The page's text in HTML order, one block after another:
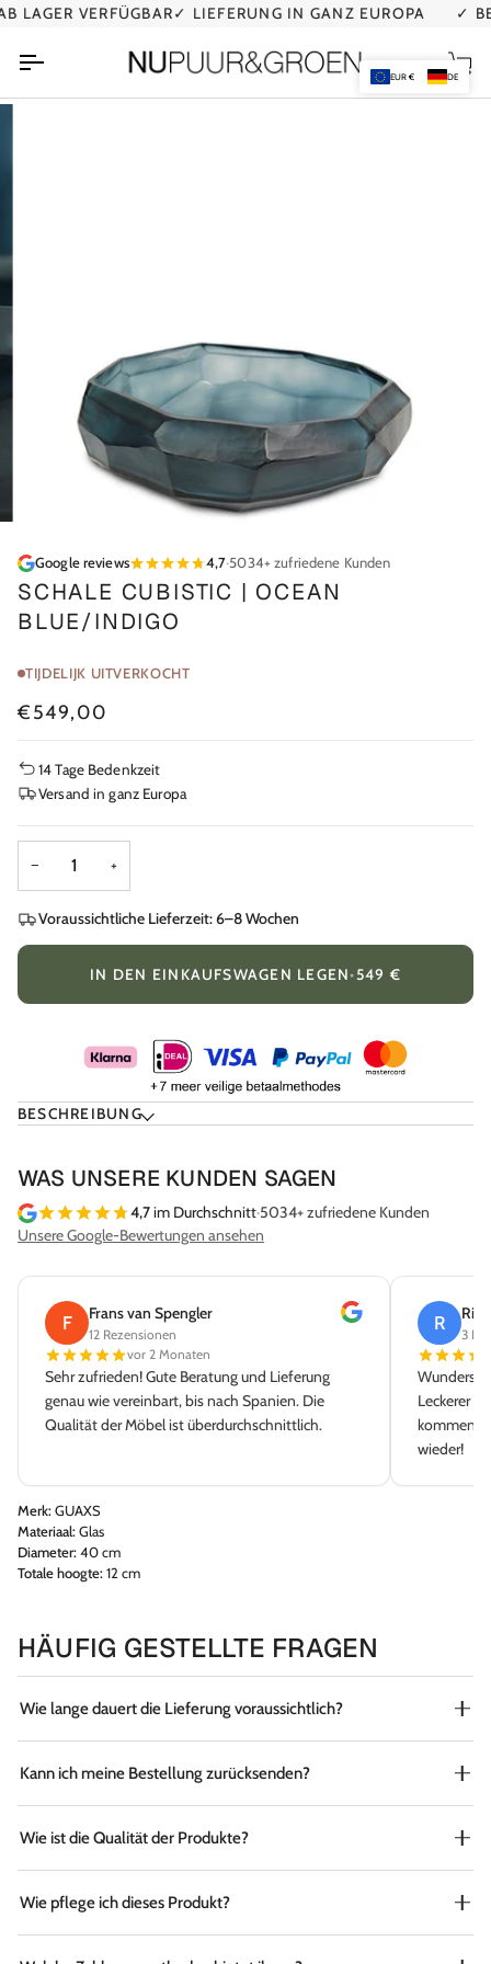
Direkt
VERFÜGBAR✓ LIEFERUNG IN GANZ EUROPA ✓
Google reviews 4,7·5034+ zufriedene Kunden
SCHALE CUBISTIC | OCEAN
BLUE/INDIGO
TIJDELIJK UITVERKOCHT
€549,00
14 Tage Bedenkzeit
Versand in ganz Europa
− +
Voraussichtliche Lieferzeit: 6–8 Wochen
IN DEN EINKAUFSWAGEN LEGEN•549 €
BESCHREIBUNG
WAS UNSERE KUNDEN SAGEN
4,7im Durchschnitt·5034+ zufriedene Kunden
Unsere Google-Bewertungen ansehen
F Frans van Spengler
12 Rezensionen
vor 2 Monaten
Sehr zufrieden! Gute Beratung und Lieferung
genau wie vereinbart, bis nach Spanien. Die
Qualität der Möbel ist überdurchschnittlich.
R
3
Leckerer
kommen
wieder!
Merk:GUAXS
Materiaal:Glas
Diameter:40 cm
Totale hoogte:12 cm
HÄUFIG GESTELLTE FRAGEN
Wie lange dauert die Lieferung voraussichtlich?
Kann ich meine Bestellung zurücksenden?
Wie ist die Qualität der Produkte?
Wie pflege ich dieses Produkt?
EUR € DE